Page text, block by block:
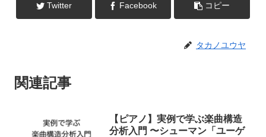
Twitter Facebook コピー
タカノユウヤ
関連記事
​​【ピアノ】実例で学ぶ楽曲構造
分析入門 〜シューマン「ユーゲ